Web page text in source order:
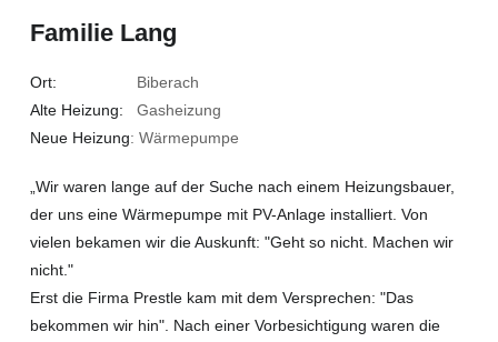
Familie Lang
Ort: Biberach
Alte Heizung: Gasheizung
Neue Heizung: Wärmepumpe
„Wir waren lange auf der Suche nach einem Heizungsbauer,
der uns eine Wärmepumpe mit PV-Anlage installiert. Von
vielen bekamen wir die Auskunft: "Geht so nicht. Machen wir
nicht."
Erst die Firma Prestle kam mit dem Versprechen: "Das
bekommen wir hin". Nach einer Vorbesichtigung waren die